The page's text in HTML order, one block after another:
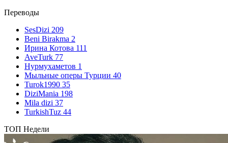
Переводы
SesDizi 209
Beni Birakma 2
Ирина Котова 111
AveTurk 77
Нурмухаметов 1
Мыльные оперы Турции 40
Turok1990 35
DiziMania 198
Mila dizi 37
TurkishTuz 44
ТОП Недели